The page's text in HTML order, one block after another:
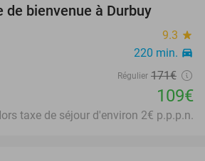
de bienvenue à Durbuy
9.3 star
220 min. directions_car
Régulier 171€
109€
taxe de séjour d'environ 2€ p.p.p.n.